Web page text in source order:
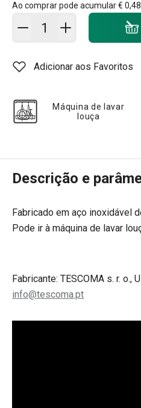
Ao comprar pode acumular€ 0,48
Adicionar ao carrinho -
Adicionar aos Favoritos
Máquina de lavar
louça
Descrição e
Fabricado em aço inoxidável
Pode ir à máquina de lavar
Fabricante: TESCOMA s. r. o.,
info@tescoma.pt